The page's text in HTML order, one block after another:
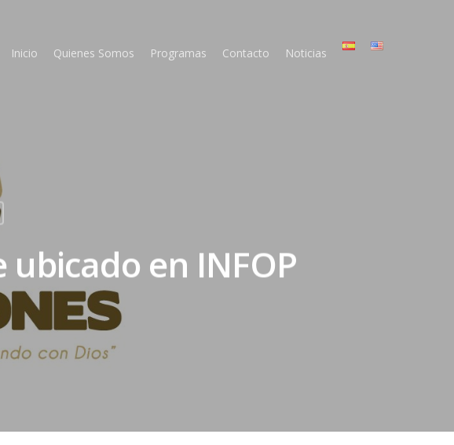
Inicio Quienes Somos Programas Contacto Noticias
en INFOP